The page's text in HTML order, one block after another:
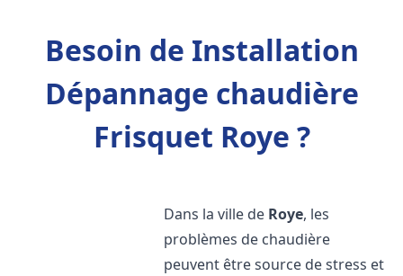
Besoin de Installation
Dépannage chaudière
Frisquet Roye ?
Dans la ville de Roye, les
problèmes de chaudière
peuvent être source de stress et